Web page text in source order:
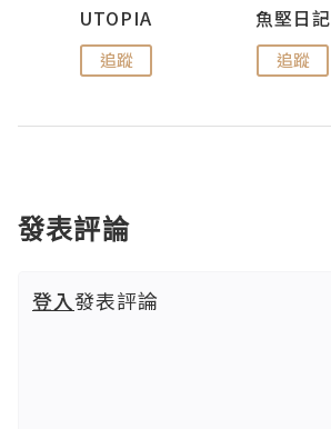
UTOPIA
追蹤
魚堅日記
追蹤
發表評論
登入發表評論